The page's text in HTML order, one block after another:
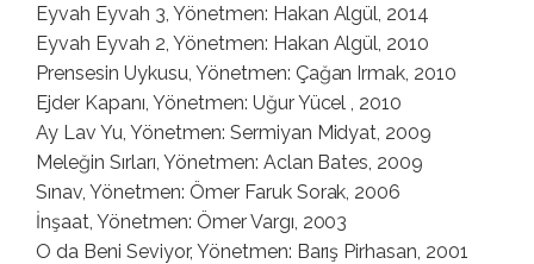
Eyvah Eyvah 3, Yönetmen: Hakan Algül, 2014
Eyvah Eyvah 2, Yönetmen: Hakan Algül, 2010
Prensesin Uykusu, Yönetmen: Çağan Irmak, 2010
Ejder Kapanı, Yönetmen: Uğur Yücel , 2010
Ay Lav Yu, Yönetmen: Sermiyan Midyat, 2009
Meleğin Sırları, Yönetmen: Aclan Bates, 2009
Sınav, Yönetmen: Ömer Faruk Sorak, 2006
İnşaat, Yönetmen: Ömer Vargı, 2003
O da Beni Seviyor, Yönetmen: Barış Pirhasan, 2001